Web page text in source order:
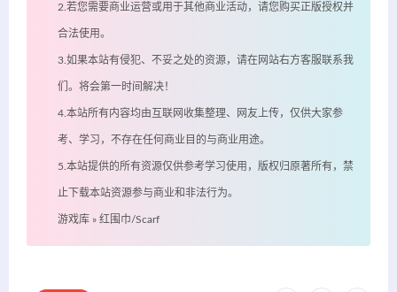
2.若您需要商业运营或用于其他商业活动，请您购买正版授权并
合法使用。
3.如果本站有侵犯、不妥之处的资源，请在网站右方客服联系我
们。将会第一时间解决！
4.本站所有内容均由互联网收集整理、网友上传，仅供大家参
考、学习，不存在任何商业目的与商业用途。
5.本站提供的所有资源仅供参考学习使用，版权归原著所有，禁
止下载本站资源参与商业和非法行为。
游戏库 » 红围巾/Scarf